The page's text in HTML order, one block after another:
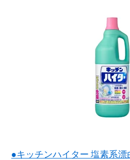
●キッチンハイター 塩素系漂